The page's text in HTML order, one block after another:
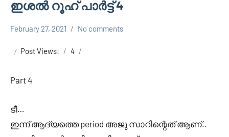
ഇശൽ റൂഹ്‌ പാർട്ട്‌ 4
Uncategorized
February 27, 2021
Cm
No comments
Post Views: 4
Part 4
ടീ…
ഇന്ന് ആദ്യത്തെ period അജു സാറിന്റെത് ആണ്..